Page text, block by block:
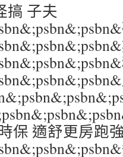
搞 子夫
保 適舒更房跑